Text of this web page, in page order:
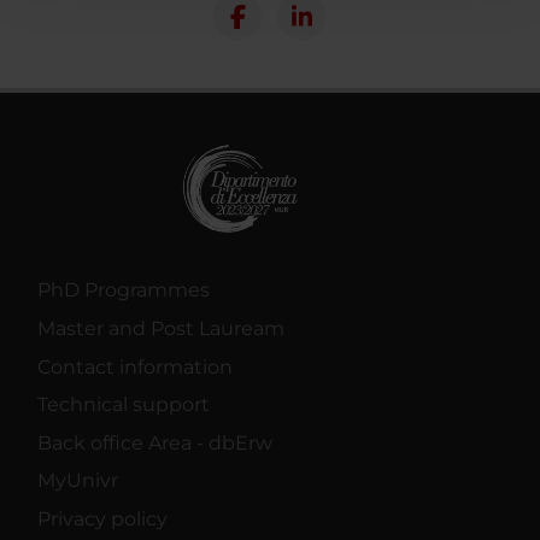
con altre informazioni che hai fornito loro o che hanno
raccolto dal tuo utilizzo dei loro servizi.
PhD Programmes
Master and Post Lauream
Contact information
Technical support
Back office Area - dbErw
MyUnivr
Privacy policy